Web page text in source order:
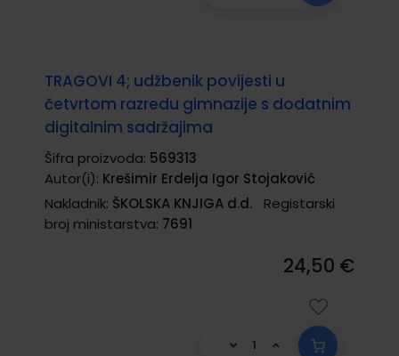
TRAGOVI 4; udžbenik povijesti u
četvrtom razredu gimnazije s dodatnim
digitalnim sadržajima
Šifra proizvoda: 569313
Autor(i): Krešimir Erdelja Igor Stojaković
Nakladnik: ŠKOLSKA KNJIGA d.d.
Registarski
broj ministarstva: 7691
24,50 €